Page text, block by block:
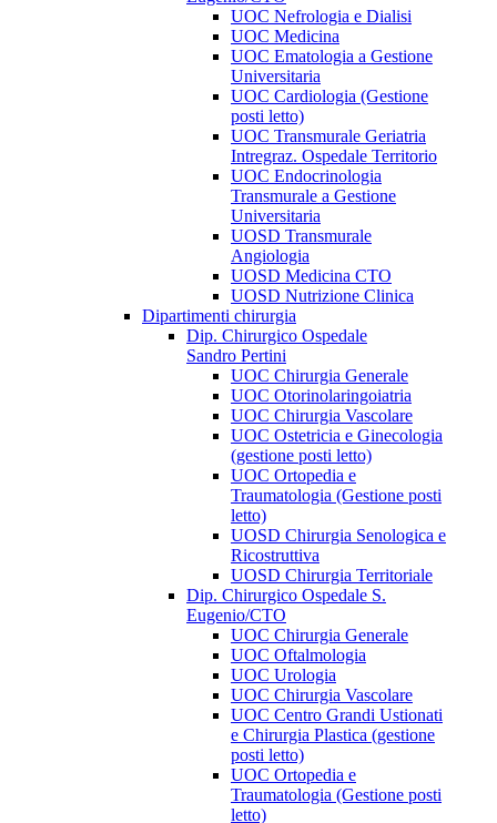
UOC Nefrologia e Dialisi
UOC Medicina
UOC Ematologia a Gestione
Universitaria
UOC Cardiologia (Gestione
posti letto)
UOC Transmurale Geriatria
Intregraz. Ospedale Territorio
UOC Endocrinologia
Transmurale a Gestione
Universitaria
UOSD Transmurale
Angiologia
UOSD Medicina CTO
UOSD Nutrizione Clinica
Dipartimenti chirurgia
Dip. Chirurgico Ospedale
Sandro Pertini
UOC Chirurgia Generale
UOC Otorinolaringoiatria
UOC Chirurgia Vascolare
UOC Ostetricia e Ginecologia
(gestione posti letto)
UOC Ortopedia e
Traumatologia (Gestione posti
letto)
UOSD Chirurgia Senologica e
Ricostruttiva
UOSD Chirurgia Territoriale
Dip. Chirurgico Ospedale S.
Eugenio/CTO
UOC Chirurgia Generale
UOC Oftalmologia
UOC Urologia
UOC Chirurgia Vascolare
UOC Centro Grandi Ustionati
e Chirurgia Plastica (gestione
posti letto)
UOC Ortopedia e
Traumatologia (Gestione posti
letto)